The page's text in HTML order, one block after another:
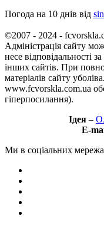
Погода на 10 днів від
©2007 - 2024 -
Адміністрація сайту
несе відповідальності
інших сайтів. При
матеріалів сайту
www.fcvorskla.com.ua
гіперпосилання).
Ідея –
E-
Ми в соціальних